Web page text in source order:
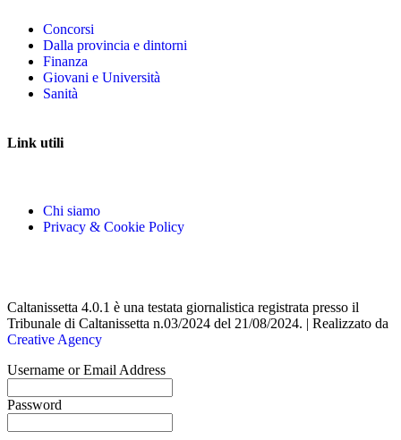
Concorsi
Dalla provincia e dintorni
Finanza
Giovani e Università
Sanità
Link utili
Chi siamo
Privacy & Cookie Policy
Caltanissetta 4.0.1 è una testata giornalistica registrata presso il
Tribunale di Caltanissetta n.03/2024 del 21/08/2024. | Realizzato da
Creative Agency
Username or Email Address
Password